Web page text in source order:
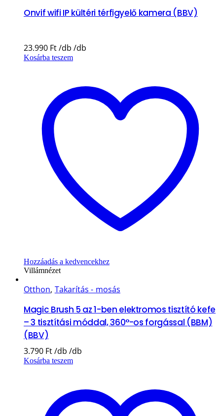
Onvif wifi IP kültéri térfigyelő kamera (BBV)
23.990 Ft
Kosárba teszem
Hozzáadás a kedvencekhez
Villámnézet
Otthon, Takarítás - mosás
Magic Brush 5 az 1-ben elektromos tisztító kefe
– 3 tisztítási móddal, 360°-os forgással (BBM)
(BBV)
3.790 Ft
Kosárba teszem